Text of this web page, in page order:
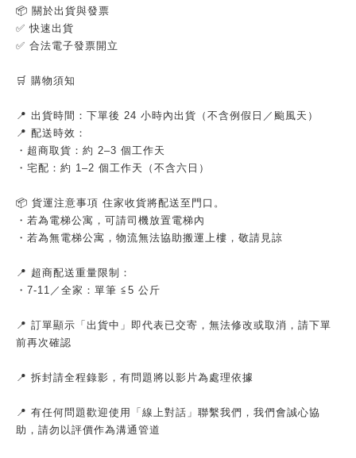
📦 關於出貨與發票
✅ 快速出貨
✅ 合法電子發票開立
🛒 購物須知
📍 出貨時間：下單後 24 小時內出貨（不含例假日／颱風天）
📍 配送時效：
・超商取貨：約 2–3 個工作天
・宅配：約 1–2 個工作天（不含六日）
📦 貨運注意事項 住家收貨將配送至門口。
・若為電梯公寓，可請司機放置電梯內
・若為無電梯公寓，物流無法協助搬運上樓，敬請見諒
📍 超商配送重量限制：
・7-11／全家：單筆 ≦5 公斤
📍 訂單顯示「出貨中」即代表已交寄，無法修改或取消，請下單
前再次確認
📍 拆封請全程錄影，有問題將以影片為處理依據
📍 有任何問題歡迎使用「線上對話」聯繫我們，我們會誠心協
助，請勿以評價作為溝通管道